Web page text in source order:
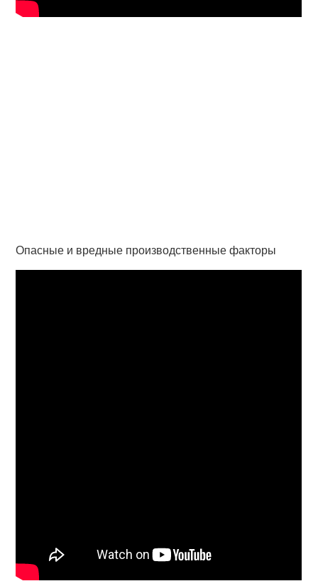
Опасные и вредные производственные факторы